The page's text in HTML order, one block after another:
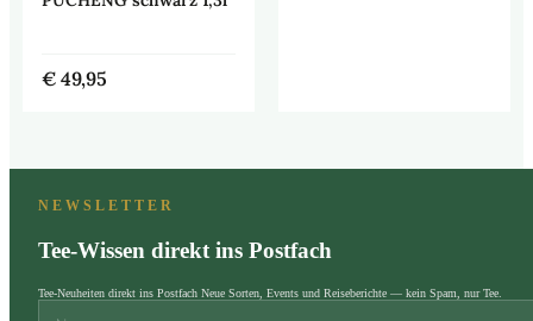
€ 49,95
NEWSLETTER
Tee-Wissen direkt ins Postfach
Tee-Neuheiten direkt ins Postfach Neue Sorten, Events und Reiseberichte — kein Spam, nur Tee.